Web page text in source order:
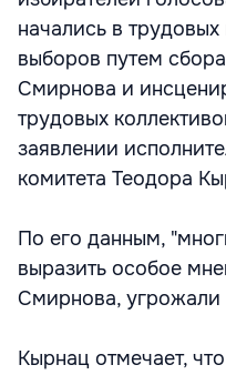
начались в
выборов путем
Смирнова и
трудовых
заявлении
комитета Теодора
По его данным,
выразить особое
Смирнова, угрожали
Кырнац отмечает,